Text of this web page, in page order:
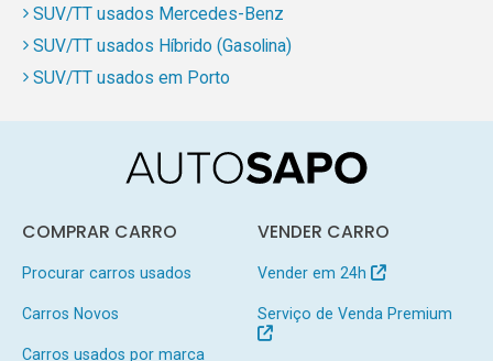
SUV/TT usados Mercedes-Benz
SUV/TT usados Híbrido (Gasolina)
SUV/TT usados em Porto
COMPRAR CARRO
Procurar carros usados
Carros Novos
Carros usados por marca
VENDER CARRO
Vender em 24h
Serviço de Venda Premium